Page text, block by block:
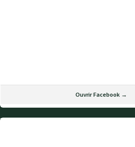
Ouvrir Facebook →